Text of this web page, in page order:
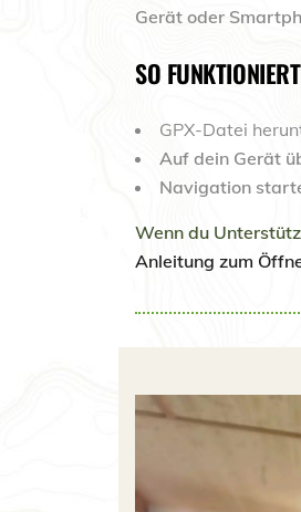
Gerät oder
SO
GPX-Datei
Auf dein Gerät
Navigation
Wenn du
Anleitung zum